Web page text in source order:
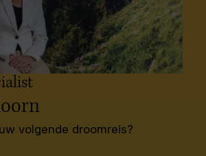
volgende droomreis?